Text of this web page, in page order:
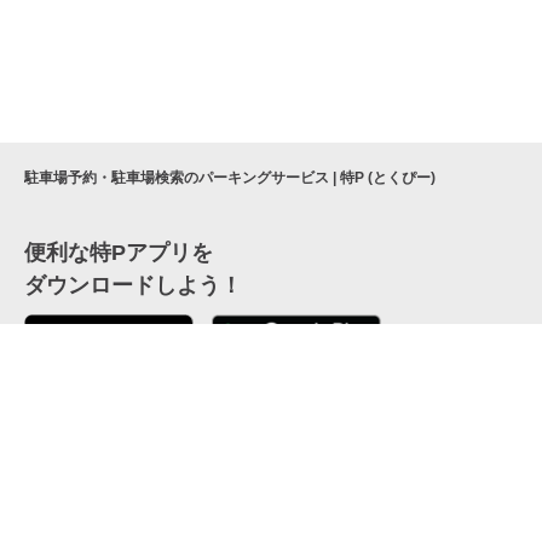
駐車場予約・駐車場検索のパーキングサービス | 特P (とくぴー)
便利な特Pアプリを
ダウンロードしよう！